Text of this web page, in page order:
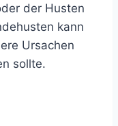
der Husten
kann
Ursachen
sollte.